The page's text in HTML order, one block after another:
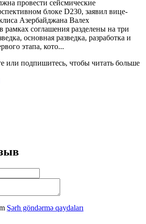
провести сейсмические
блоке D230, заявил вице-
Азербайджана Bалех
рамках соглашения разделены на три
основная разведка, разработка и
этапа, кото...
или подпишитесь, чтобы читать больше
Şərh göndərmə qaydaları